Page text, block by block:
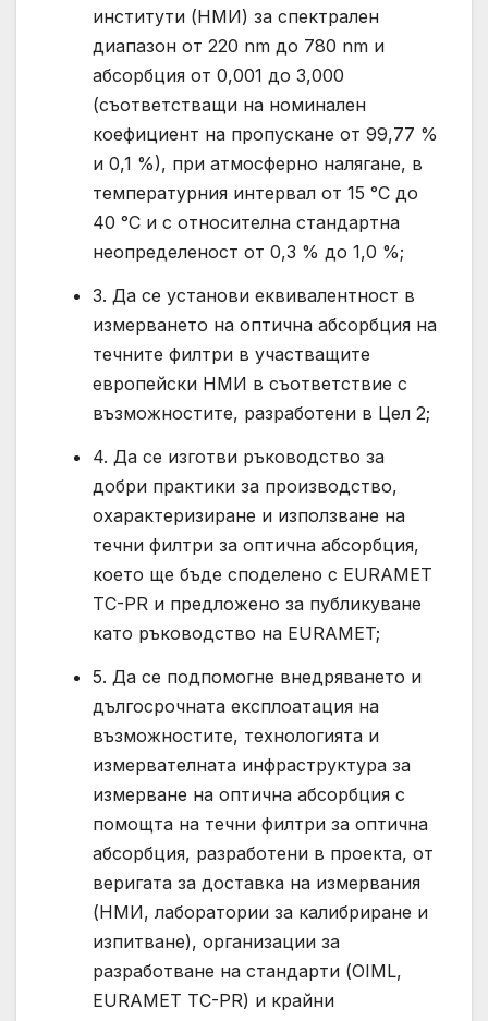
институти (НМИ) за спектрален
диапазон от 220 nm до 780 nm и
абсорбция от 0,001 до 3,000
(съответстващи на номинален
коефициент на пропускане от 99,77 %
и 0,1 %), при атмосферно налягане, в
температурния интервал от 15 °C до
40 °C и с относителна стандартна
неопределеност от 0,3 % до 1,0 %;
3. Да се установи еквивалентност в
измерването на оптична абсорбция на
течните филтри в участващите
европейски НМИ в съответствие с
възможностите, разработени в Цел 2;
4. Да се изготви ръководство за
добри практики за производство,
охарактеризиране и използване на
течни филтри за оптична абсорбция,
което ще бъде споделено с EURAMET
TC-PR и предложено за публикуване
като ръководство на EURAMET;
5. Да се подпомогне внедряването и
дългосрочната експлоатация на
възможностите, технологията и
измервателната инфраструктура за
измерване на оптична абсорбция с
помощта на течни филтри за оптична
абсорбция, разработени в проекта, от
веригата за доставка на измервания
(НМИ, лаборатории за калибриране и
изпитване), организации за
разработване на стандарти (OIML,
EURAMET TC-PR) и крайни